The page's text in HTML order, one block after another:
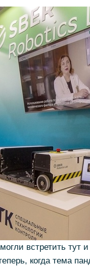
встретить тут
когда тема